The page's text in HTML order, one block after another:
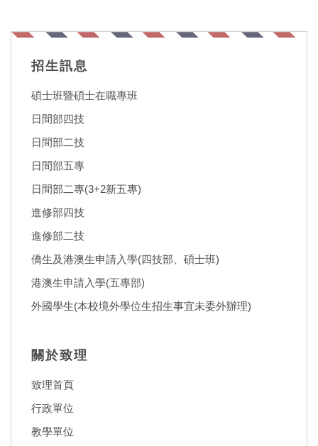
招生訊息
碩士班暨碩士在職專班
日間部四技
日間部二技
日間部五專
日間部二專(3+2新五專)
進修部四技
進修部二技
僑生及港澳生申請入學(四技部、碩士班)
港澳生申請入學(五專部)
外國學生(本校境外學位生招生事宜未委外辦理)
關於致理
致理首頁
行政單位
教學單位